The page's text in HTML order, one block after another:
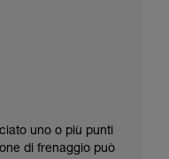
uno o più punti
di frenaggio può